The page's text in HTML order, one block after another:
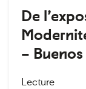
De
–
Lecture